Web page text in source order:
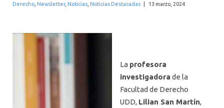
Derecho Newsletter, Noticias Noticias Destacadas 13 marzo, 2024
La profesora
investigadora de la
Facultad de Derecho
UDD, Lilian San Martín,